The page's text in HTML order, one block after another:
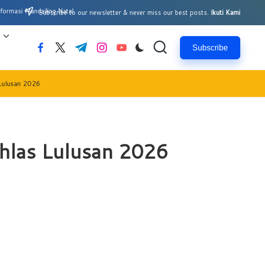
Natal
Subscribe to our newsletter & never miss our best posts. Ikuti Kami
facebook.com
twitter.com
t.me instagram.com
youtube.com Subscribe
2026
Lulusan 2026